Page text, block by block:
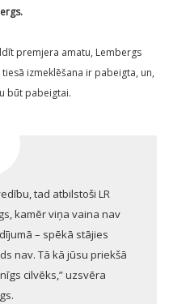
premjera amatu, Lembergs
izmeklēšana ir pabeigta, un,
būt pabeigtai.
tad atbilstoši LR
kamēr viņa vaina nav
– spēkā stājies
nav. Tā kā jūsu priekšā
cilvēks,” uzsvēra